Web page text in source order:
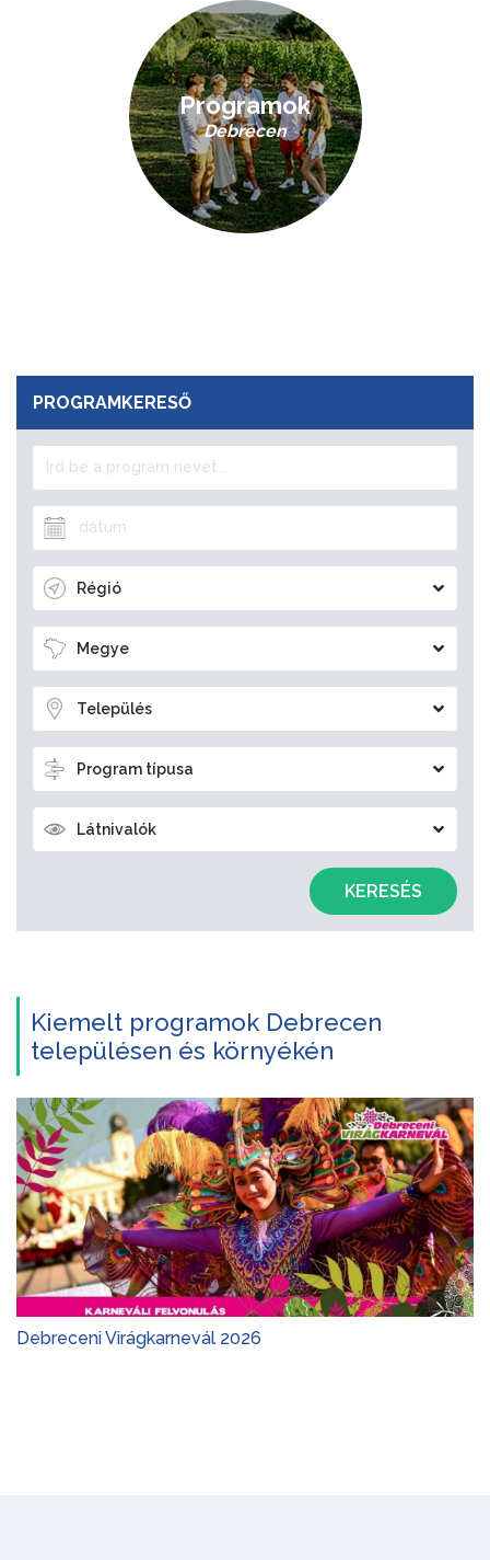
Programok
Debrecen
PROGRAMKERESŐ
Régió
Megye
Település
Program típusa
Látnivalók
KERESÉS
Kiemelt programok Debrecen
településen és környékén
Debreceni Virágkarnevál 2026